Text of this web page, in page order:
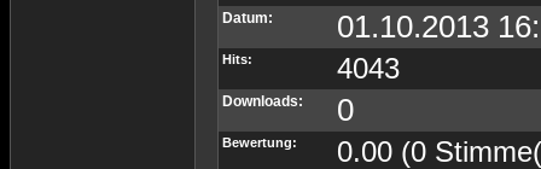
Datum: 01.10.2013
Hits: 4043
Downloads: 0
Bewertung: 0.00 (0